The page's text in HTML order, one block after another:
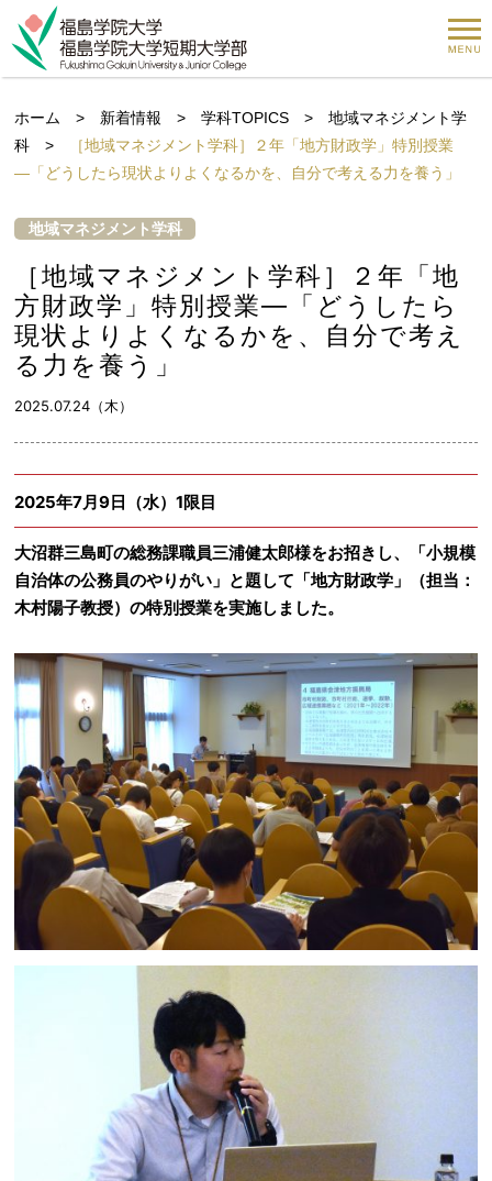
ホーム > 新着情報 >学科TOPICS >地域マネジメント学
科 >
［地域マネジメント学科］２年「地方財政学」特別授業
―「どうしたら現状よりよくなるかを、自分で考える力を養う」
地域マネジメント学科
［地域マネジメント学科］２年「地
方財政学」特別授業―「どうしたら
現状よりよくなるかを、自分で考え
る力を養う」
2025.07.24（木）
2025年7月9日（水）1限目
大沼群三島町の総務課職員三浦健太郎様をお招きし、「小規模
自治体の公務員のやりがい」と題して「地方財政学」（担当：
木村陽子教授）の特別授業を実施しました。